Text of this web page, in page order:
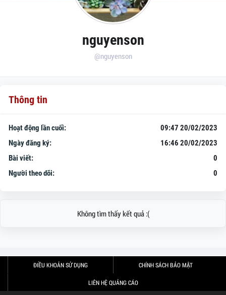
nguyenson
@nguyenson
Không tìm thấy kết quả :(
Thông tin
Hoạt động lần cuối:
09:47 20/02/2023
Ngày đăng ký:
16:46 20/02/2023
Bài viết:
0
Người theo dõi:
0
ĐIỀU KHOẢN SỬ DỤNG CHÍNH SÁCH BẢO MẬT
LIÊN HỆ QUẢNG CÁO